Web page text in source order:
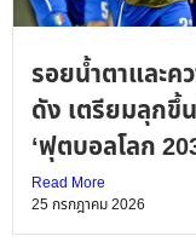
รอยน้ำตาและค
ดัง เตรียมลุก
‘ฟุตบอลโลก
Read More
25 กรกฎาคม 2026